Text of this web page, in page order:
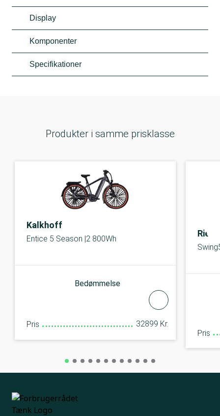
Display
Komponenter
Specifikationer
Produkter i samme prisklasse
Kalkhoff
Entice 5 Season |2 800Wh
Bedømmelse
Pris 32899 Kr.
Pris